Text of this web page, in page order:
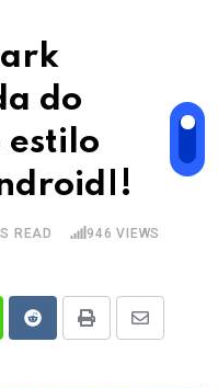
do
estilo
READ 946 VIEWS
RedditPrint
Share